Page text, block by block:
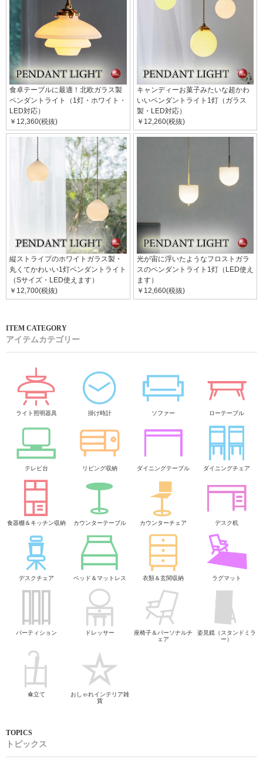
食卓テーブルに最適！北欧ガラス製
ペンダントライト（1灯・ホワイト・
LED対応）
￥12,360(税抜)
キャンディーお菓子みたいな超かわ
いいペンダントライト1灯（ガラス
製・LED対応）
￥12,260(税抜)
縦ストライプのホワイトガラス製・
丸くてかわいい1灯ペンダントライト
（Sサイズ・LED使えます）
￥12,700(税抜)
光が宙に浮いたようなフロストガラ
スのペンダントライト1灯（LED使え
ます）
￥12,660(税抜)
アイテムカテゴリー
ライト照明器具 掛け時計 ソファー ローテーブル
テレビ台 リビング収納 ダイニングテーブル ダイニングチェア
食器棚＆キッチン収納 カウンターテーブル カウンターチェア デスク机
デスクチェア ベッド＆マットレス 衣類＆玄関収納 ラグマット
パーティション ドレッサー
座椅子＆パーソナルチ
ェア
姿見鏡（スタンドミラ
ー）
傘立て
おしゃれインテリア雑
貨
トピックス